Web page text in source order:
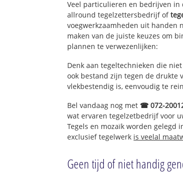
Veel particulieren en bedrijven in
allround tegelzettersbedrijf of
voegwerkzaamheden uit handen
maken van de juiste keuzes om
plannen te verwezenlijken:
Denk aan tegeltechnieken die
ook bestand zijn tegen de drukte
vlekbestendig is, eenvoudig te
Bel vandaag nog met ☎ 072-
wat ervaren tegelzetbedrijf voor
Tegels en mozaïk worden gelegd
exclusief tegelwerk is veelal
Geen tijd of niet handig